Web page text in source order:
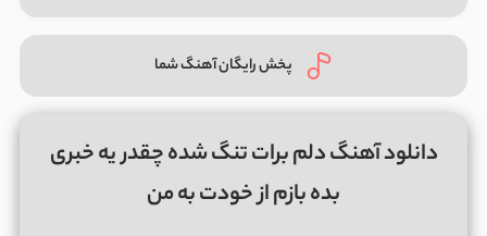
پخش رایگان آهنگ شما
دانلود آهنگ دلم برات تنگ شده چقدر یه خبری
بده بازم از خودت به من